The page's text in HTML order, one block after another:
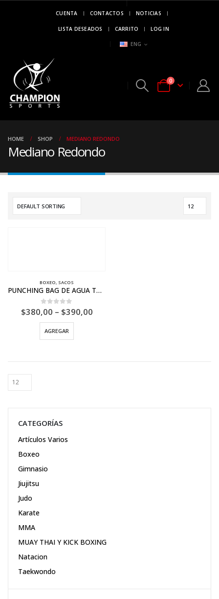
CUENTA CONTACTOS NOTICIAS
LISTA DESEADOS CARRITO LOG IN
ENG
0
HOME SHOP MEDIANO REDONDO
Mediano Redondo
BOXEO, SACOS
PUNCHING BAG DE AGUA TAILISI
0out of 5
$380,00 – $390,00
AGREGAR
CATEGORÍAS
Artículos Varios
Boxeo
Gimnasio
Jiujitsu
Judo
Karate
MMA
MUAY THAI Y KICK BOXING
Natacion
Taekwondo